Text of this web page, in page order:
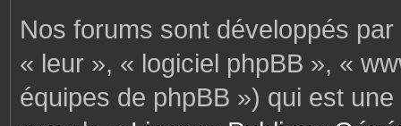
Nos forums sont développés
« leur », « logiciel phpBB », «
équipes de phpBB ») qui est